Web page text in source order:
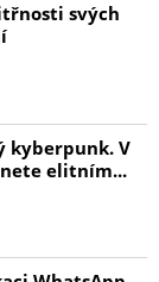
a nejznámější
řadu
symbolem
model je
svých
kyberpunk. V
elitním...